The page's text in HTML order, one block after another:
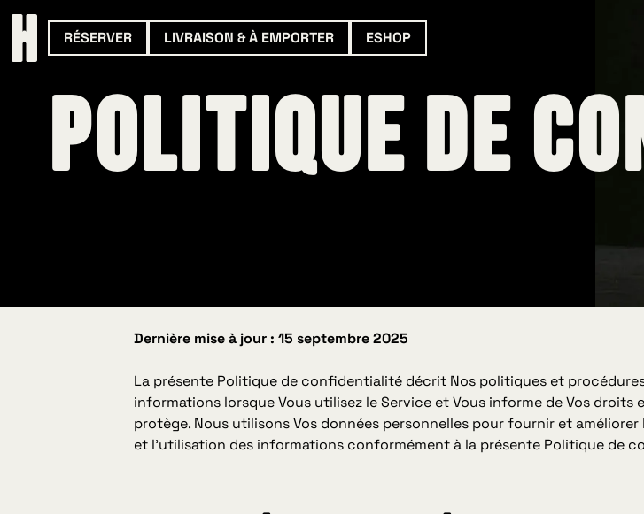
RÉSERVER LIVRAISON & À EMPORTER ESHOP
Politique de
Dernière mise à jour : 15 septembre 2025
La présente Politique de confidentialité décrit Nos politiques et
informations lorsque Vous utilisez le Service et Vous informe de Vos
protège. Nous utilisons Vos données personnelles pour fournir et
et l'utilisation des informations conformément à la présente Politique de